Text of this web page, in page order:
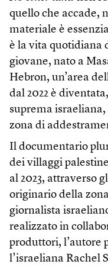
quello che accade,
materiale è
è la vita quotidiana
giovane, nato a
Hebron, un’area
dal 2022 è
suprema israeliana,
zona di
Il documentario
dei villaggi
al 2023, attraverso
originario della
giornalista
realizzato in
produttori, l’autore
l’israeliana Rachel